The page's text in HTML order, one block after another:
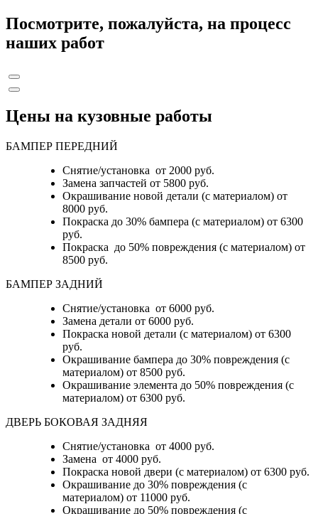
Посмотрите, пожалуйста, на процесс
наших работ
Цены на кузовные работы
БАМПЕР ПЕРЕДНИЙ
Снятие/установка от 2000 руб.
Замена запчастей от 5800 руб.
Окрашивание новой детали (с материалом) от
8000 руб.
Покраска до 30% бампера (с материалом) от 6300
руб.
Покраска до 50% повреждения (с материалом) от
8500 руб.
БАМПЕР ЗАДНИЙ
Снятие/установка от 6000 руб.
Замена детали от 6000 руб.
Покраска новой детали (с материалом) от 6300
руб.
Окрашивание бампера до 30% повреждения (с
материалом) от 8500 руб.
Окрашивание элемента до 50% повреждения (с
материалом) от 6300 руб.
ДВЕРЬ БОКОВАЯ ЗАДНЯЯ
Снятие/установка от 4000 руб.
Замена от 4000 руб.
Покраска новой двери (с материалом) от 6300 руб.
Окрашивание до 30% повреждения (с
материалом) от 11000 руб.
Окрашивание до 50% повреждения (с